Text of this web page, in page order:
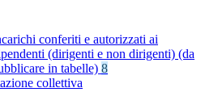
conferiti e autorizzati ai
(dirigenti e non dirigenti) (da
in tabelle) 8
collettiva